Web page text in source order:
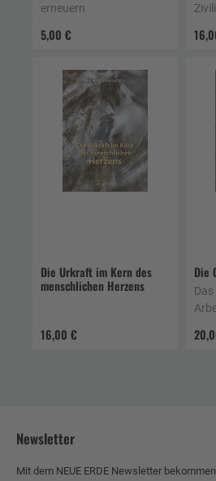
5,00 €
erneuern
Die Urkraft im Kern des
menschlichen Herzens
16,00 €
Die
Newsletter
Mit dem NEUE ERDE Newsletter